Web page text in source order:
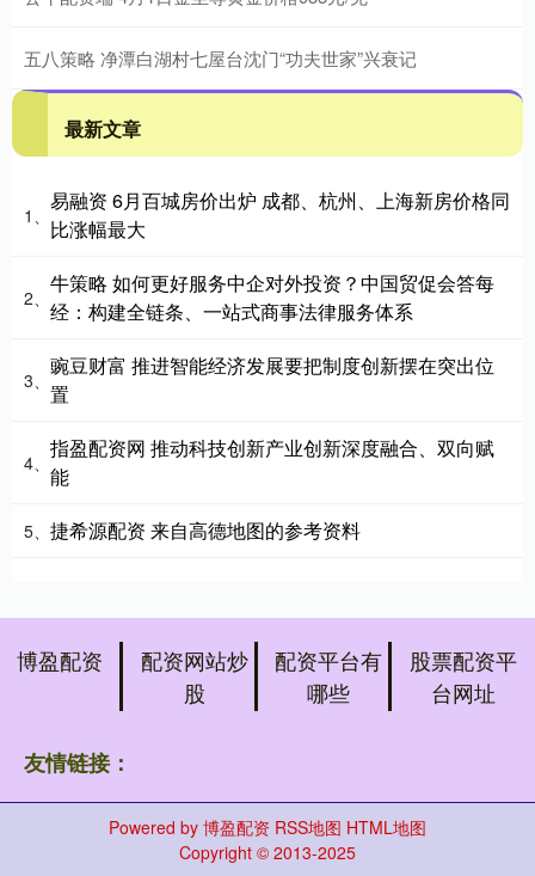
五八策略 净潭白湖村七屋台沈门“功夫世家”兴衰记
最新文章
1、
易融资 6月百城房价出炉 成都、杭州、上海新房价格同
比涨幅最大
2、
牛策略 如何更好服务中企对外投资？中国贸促会答每
经：构建全链条、一站式商事法律服务体系
3、
豌豆财富 推进智能经济发展要把制度创新摆在突出位
置
4、
指盈配资网 推动科技创新产业创新深度融合、双向赋
能
5、 捷希源配资 来自高德地图的参考资料
博盈配资
配资网站炒
股
配资平台有
哪些
股票配资平
台网址
友情链接：
Powered by 博盈配资 RSS地图 HTML地图
Copyright © 2013-2025